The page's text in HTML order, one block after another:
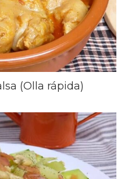
(Olla rápida)